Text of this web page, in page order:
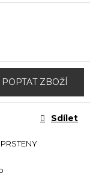
POPTAT ZBOŽÍ
Sdílet